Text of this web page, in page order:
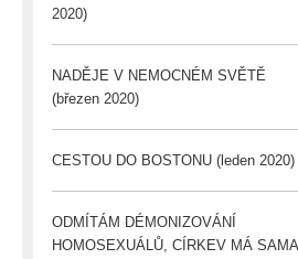
2020)
NADĚJE V NEMOCNÉM SVĚTĚ
(březen 2020)
CESTOU DO BOSTONU (leden 2020)
ODMÍTÁM DÉMONIZOVÁNÍ
HOMOSEXUÁLŮ, CÍRKEV MÁ SAMA